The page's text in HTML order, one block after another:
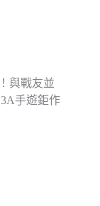
與戰友並
手遊鉅作